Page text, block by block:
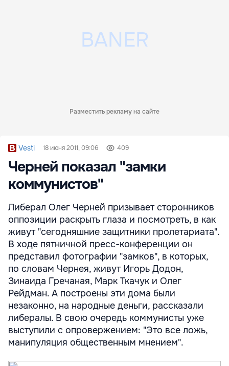
Разместить рекламу на сайте
Vesti 18 июня 2011, 09:06 409
Черней показал "замки
коммунистов"
Либерал Олег Черней призывает сторонников
оппозиции раскрыть глаза и посмотреть, в как
живут "сегодняшние защитники пролетариата".
В ходе пятничной пресс-конференции он
представил фотографии "замков", в которых,
по словам Чернея, живут Игорь Додон,
Зинаида Гречаная, Марк Ткачук и Олег
Рейдман. А построены эти дома были
незаконно, на народные деньги, рассказали
либералы. В свою очередь коммунисты уже
выступили с опровержением: "Это все ложь,
манипуляция общественным мнением".